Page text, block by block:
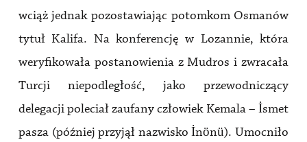
wciąż jednak pozostawiając potomkom Osmanów
tytuł Kalifa. Na konferencję w Lozannie, która
weryfikowała postanowienia z Mudros i zwracała
Turcji niepodległość, jako przewodniczący
delegacji poleciał zaufany człowiek Kemala – İsmet
pasza (później przyjął nazwisko İnönü). Umocniło